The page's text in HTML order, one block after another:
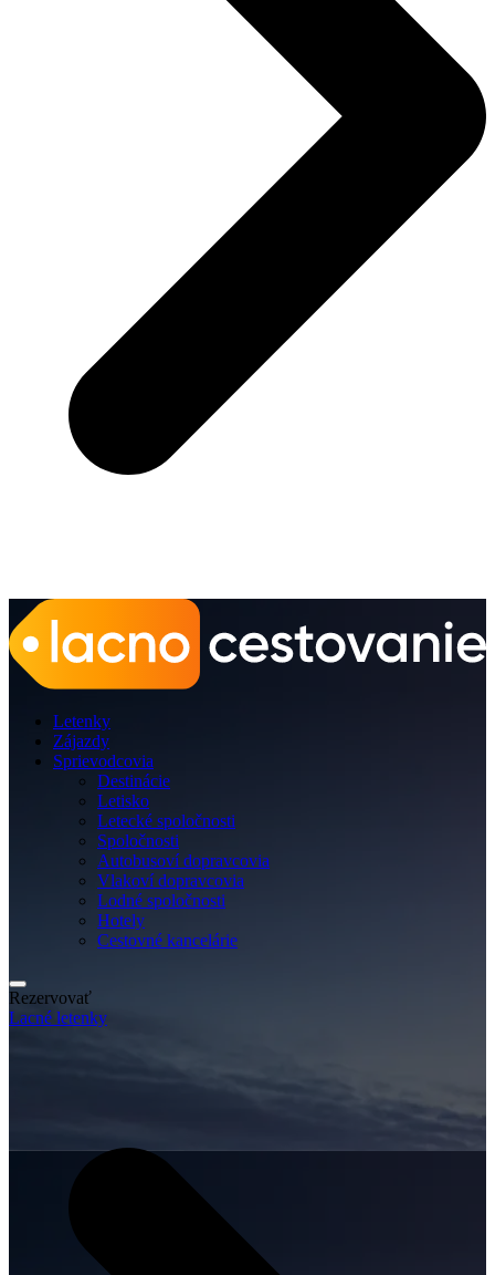
Letenky
Zájazdy
Sprievodcovia
Destinácie
Letisko
Letecké spoločnosti
Spoločnosti
Autobusoví dopravcovia
Vlakoví dopravcovia
Lodné spoločnosti
Hotely
Cestovné kancelárie
Rezervovať
Lacné letenky